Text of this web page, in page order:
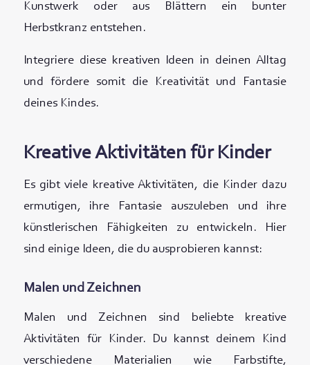
Kunstwerk oder aus Blättern ein bunter
Herbstkranz entstehen.
Integriere diese kreativen Ideen in deinen Alltag
und fördere somit die Kreativität und Fantasie
deines Kindes.
Kreative Aktivitäten für Kinder
Es gibt viele kreative Aktivitäten, die Kinder dazu
ermutigen, ihre Fantasie auszuleben und ihre
künstlerischen Fähigkeiten zu entwickeln. Hier
sind einige Ideen, die du ausprobieren kannst:
Malen und Zeichnen
Malen und Zeichnen sind beliebte kreative
Aktivitäten für Kinder. Du kannst deinem Kind
verschiedene Materialien wie Farbstifte,